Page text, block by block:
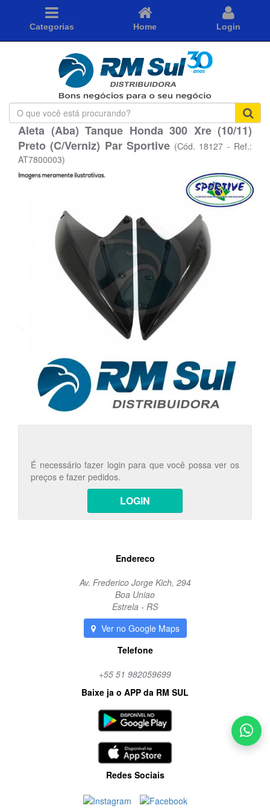
Categorias Home Login
O
que
você
está
procurando?
Aleta (Aba) Tanque Honda 300 Xre (10/11)
Preto (C/Verniz) Par Sportive (Cód. 18127 - Ref.:
AT7800003)
É necessário fazer login para que você possa ver os
preços e fazer pedidos.
LOGIN
Endereco
Av. Frederico Jorge Kich, 294
Boa Uniao
Estrela - RS
Ver no Google Maps
Telefone
+55 51 982059699
Baixe ja o APP da RM SUL
Redes Sociais